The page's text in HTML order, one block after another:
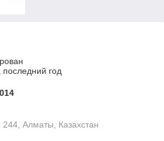
год
Алматы, Казахстан